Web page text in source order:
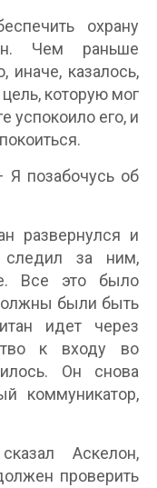
охрану
Чем раньше
иначе, казалось,
которую мог
успокоило его, и
позабочусь об
развернулся и
следил за ним,
Все это было
были быть
идет через
к входу во
Он снова
коммуникатор,
Аскелон,
проверить